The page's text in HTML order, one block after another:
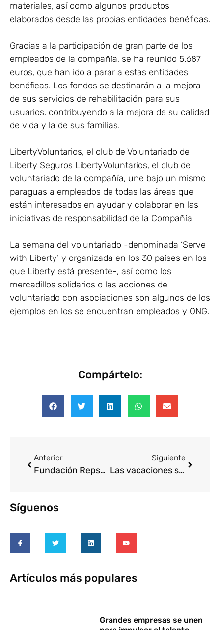
materiales, así como algunos productos
elaborados desde las propias entidades benéficas.
Gracias a la participación de gran parte de los
empleados de la compañía, se ha reunido 5.687
euros, que han ido a parar a estas entidades
benéficas. Los fondos se destinarán a la mejora
de sus servicios de rehabilitación para sus
usuarios, contribuyendo a la mejora de su calidad
de vida y la de sus familias.
LibertyVoluntarios, el club de Voluntariado de
Liberty Seguros LibertyVoluntarios, el club de
voluntariado de la compañía, une bajo un mismo
paraguas a empleados de todas las áreas que
están interesados en ayudar y colaborar en las
iniciativas de responsabilidad de la Compañía.
La semana del voluntariado -denominada ‘Serve
with Liberty’ y organizada en los 30 países en los
que Liberty está presente-, así como los
mercadillos solidarios o las acciones de
voluntariado con asociaciones son algunos de los
ejemplos en los se encuentran empleados y ONG.
Compártelo:
Anterior
Fundación Repsol premia la eficiencia energética propuesta por estudiantes de ESO
Siguiente
Las vacaciones solidarias más internacionales de los Voluntarios Telefónica
Síguenos
Artículos más populares
Grandes empresas se unen